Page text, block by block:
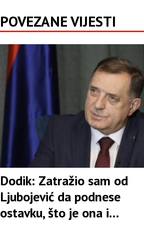
POVEZANE VIJESTI
Dodik: Zatražio sam od
Ljubojević da podnese
ostavku, što je ona i